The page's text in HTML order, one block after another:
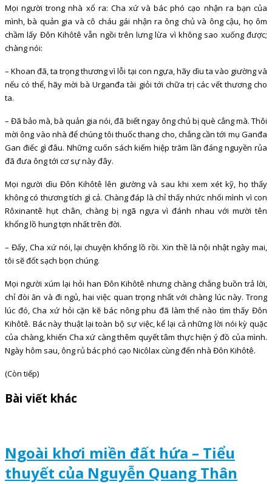
Mọi người trong nhà xổ ra: Cha xứ và bác phó cạo nhận ra bạn của
mình, bà quản gia và cô cháu gái nhận ra ông chủ và ông cậu, họ ôm
chầm lấy Đôn Kihôtê vẫn ngồi trên lưng lừa vì không sao xuống được;
chàng nói:
– Khoan đã, ta trọng thương vì lỗi tại con ngựa, hãy dìu ta vào giường và
nếu có thể, hãy mời bà Urganđa tài giỏi tới chữa trị các vết thương cho
ta.
– Đã bảo mà, bà quản gia nói, đã biết ngay ông chủ bị què cẳng mà. Thôi
mời ông vào nhà để chúng tôi thuốc thang cho, chẳng cần tới mụ Ganđa
Gan điếc gì đâu. Những cuốn sách kiếm hiệp trăm lần đáng nguyền rủa
đã đưa ông tới cơ sự này đây.
Mọi người dìu Đôn Kihôtê lên giường và sau khi xem xét kỹ, họ thấy
không có thương tích gì cả. Chàng đáp là chỉ thấy nhức nhối mình vì con
Rôxinantê hụt chân, chàng bị ngã ngựa vì đánh nhau với mười tên
khổng lồ hung tợn nhất trên đời.
– Đấy, Cha xứ nói, lại chuyện khổng lồ rồi. Xin thề là nội nhật ngày mai,
tôi sẽ đốt sạch bọn chúng.
Mọi người xúm lại hỏi han Đôn Kihôtê nhưng chàng chẳng buồn trả lời,
chỉ đòi ăn và đi ngủ, hai việc quan trọng nhất với chàng lúc này. Trong
lúc đó, Cha xứ hỏi cặn kẽ bác nông phu đã làm thế nào tìm thấy Đôn
Kihôtê. Bác này thuật lại toàn bộ sự việc, kể lại cả những lời nói kỳ quặc
của chàng, khiến Cha xứ càng thêm quyết tâm thực hiện ý đồ của mình.
Ngày hôm sau, ông rủ bác phó cạo Nicôlax cùng đến nhà Đôn Kihôtê.
(Còn tiếp)
Bài viết khác
Ngoài khơi miền đất hứa – Tiểu
thuyết của Nguyễn Quang Thân